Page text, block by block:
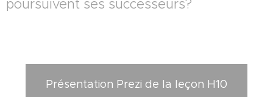
poursuivent ses successeurs?
Présentation Prezi de la leçon H10